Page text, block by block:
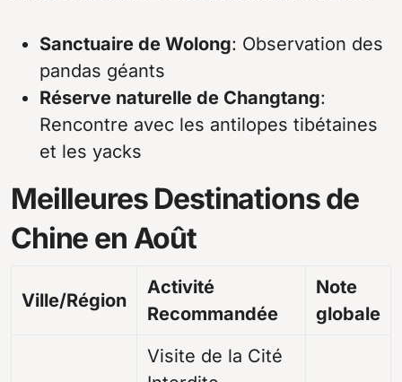
Sanctuaire de Wolong: Observation des
pandas géants
Réserve naturelle de Changtang:
Rencontre avec les antilopes tibétaines
et les yacks
Meilleures Destinations de
Chine en Août
Ville/Région
Activité
Recommandée
Note
globale
Visite de la Cité